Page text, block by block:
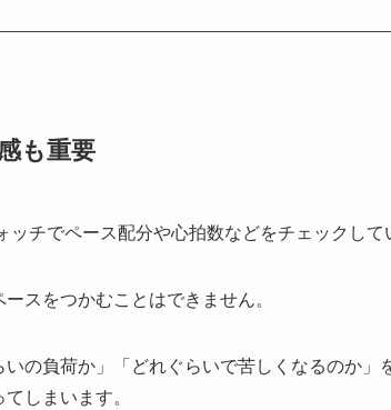
も重要
チでペース配分や心拍数などをチェックして
スをつかむことはできません。
の負荷か」「どれぐらいで苦しくなるのか」
しまいます。